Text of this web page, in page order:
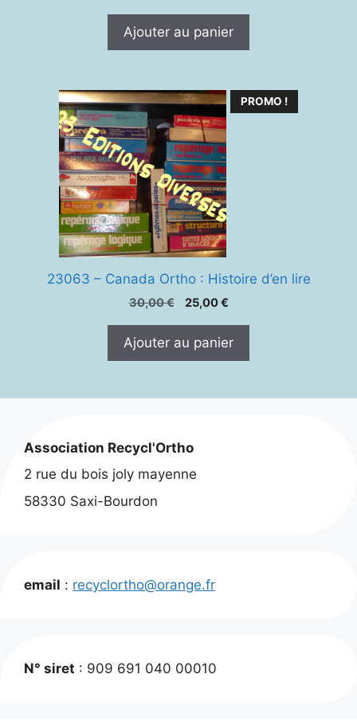
Ajouter au panier
PROMO !
23063 – Canada Ortho : Histoire d’en lire
30,00€
Le
était :
25,00€Le
est :
Ajouter au panier
Association Recycl'Ortho
2 rue du bois joly mayenne
58330 Saxi-Bourdon
email : recyclortho@orange.fr
N° siret : 909 691 040 00010